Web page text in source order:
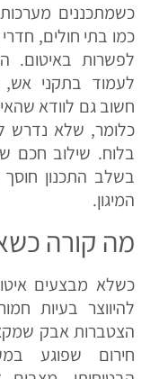
כשמתכננים
כמו בתי חולים,
לפשרות באיטום.
לעמוד בתקני אש,
חשוב גם לוודא
כלומר, שלא נדרש
בלוח. שילוב חכם
בשלב התכנון
המיגון.
מה קורה
כשלא מבצעים
להיווצר בעיות
הצטברות אבק
חירום שפוגע